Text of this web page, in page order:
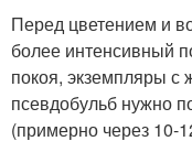
Перед цветением и
более интенсивный
покоя, экземпляры с
псевдобульб нужно
(примерно через 10-